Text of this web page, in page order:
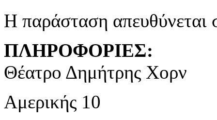
Η παράσταση απευθύνεται
ΠΛΗΡΟΦΟΡΙΕΣ:
Θέατρο Δημήτρης Χορν
Αμερικής 10